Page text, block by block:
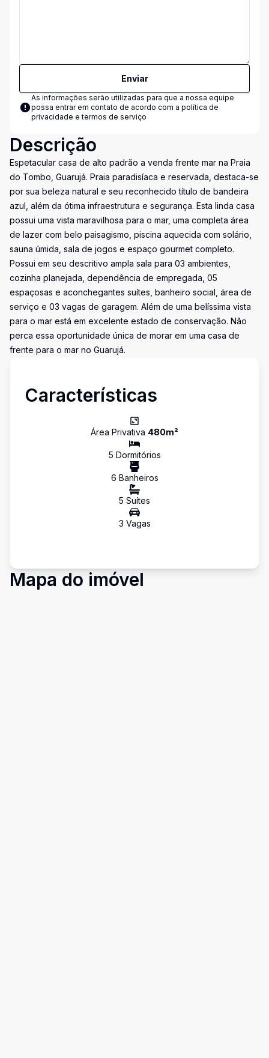
Enviar
As informações serão utilizadas para que a nossa equipe
possa entrar em contato de acordo com a política de
privacidade e termos de serviço
Descrição
Espetacular casa de alto padrão a venda frente mar na Praia
do Tombo, Guarujá. Praia paradisíaca e reservada, destaca-se
por sua beleza natural e seu reconhecido título de bandeira
azul, além da ótima infraestrutura e segurança. Esta linda casa
possui uma vista maravilhosa para o mar, uma completa área
de lazer com belo paisagismo, piscina aquecida com solário,
sauna úmida, sala de jogos e espaço gourmet completo.
Possui em seu descritivo ampla sala para 03 ambientes,
cozinha planejada, dependência de empregada, 05
espaçosas e aconchegantes suítes, banheiro social, área de
serviço e 03 vagas de garagem. Além de uma belíssima vista
para o mar está em excelente estado de conservação. Não
perca essa oportunidade única de morar em uma casa de
frente para o mar no Guarujá.
Características
Área Privativa 480m²
5 Dormitórios
6 Banheiros
5 Suítes
3 Vagas
Mapa do imóvel